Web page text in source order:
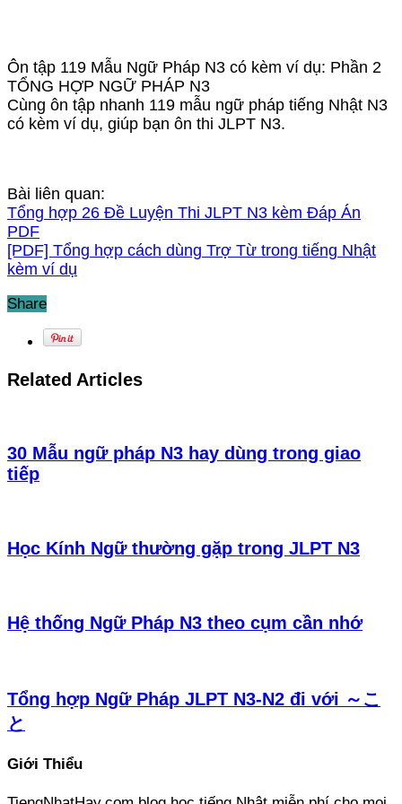
Ôn tập 119 Mẫu Ngữ Pháp N3 có kèm ví dụ: Phần 2
TỔNG HỢP NGỮ PHÁP N3
Cùng ôn tập nhanh 119 mẫu ngữ pháp tiếng Nhật N3
có kèm ví dụ, giúp bạn ôn thi JLPT N3.
Bài liên quan:
Tổng hợp 26 Đề Luyện Thi JLPT N3 kèm Đáp Án
PDF
[PDF] Tổng hợp cách dùng Trợ Từ trong tiếng Nhật
kèm ví dụ
Share
Related Articles
30 Mẫu ngữ pháp N3 hay dùng trong giao
tiếp
Học Kính Ngữ thường gặp trong JLPT N3
Hệ thống Ngữ Pháp N3 theo cụm cần nhớ
Tổng hợp Ngữ Pháp JLPT N3-N2 đi với ～こ
と
Giới Thiểu